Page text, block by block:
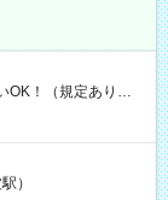
ニATMから 日払
）